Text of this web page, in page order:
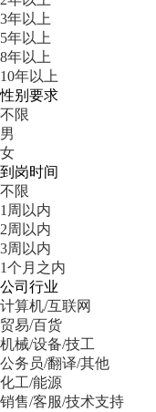
3年以上
5年以上
8年以上
10年以上
性别要求
不限
男
女
到岗时间
不限
1周以内
2周以内
3周以内
1个月之内
公司行业
计算机/互联网
贸易/百货
机械/设备/技工
公务员/翻译/其他
化工/能源
销售/客服/技术支持